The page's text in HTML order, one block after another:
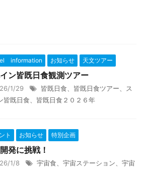
information お知らせ 天文ツアー
ン皆既日食観測ツアー
1/29
皆既日食、皆既日食ツアー、ス
皆既日食、皆既日食２０２６年
ト お知らせ 特別企画
発に挑戦！
1/8
宇宙食、宇宙ステーション、宇宙